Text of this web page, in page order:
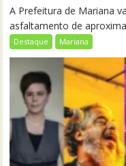
A Prefeitura de Mariana
asfaltamento de
Destaque Mariana